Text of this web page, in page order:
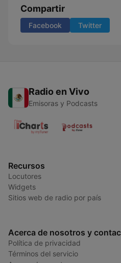
Compartir
Facebook Twitter
Radio en Vivo
Emisoras y Podcasts
Recursos
Locutores
Widgets
Sitios web de radio por país
Acerca de nosotros y
Política de privacidad
Términos del servicio